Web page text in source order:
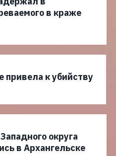
в краже
привела к убийству
округа
в Архангельске